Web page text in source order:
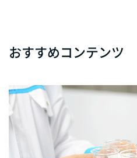
おすすめコンテンツ